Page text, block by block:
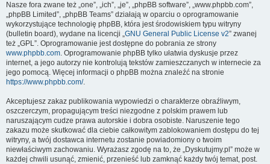
Nasze fora zwane też „one”, „ich”, „je”, „phpBB software”, „www.phpbb.com”,
„phpBB Limited”, „phpBB Teams” działają w oparciu o oprogramowanie
wykorzystujące technologię phpBB, która jest środowiskiem typu witryny
(bulletin board), wydane na licencji „GNU General Public License v2” zwanej
też „GPL”. Oprogramowanie jest dostępne do pobrania ze strony
www.phpbb.com. Oprogramowanie phpBB tylko ułatwia dyskusje przez
internet, a jego autorzy nie kontrolują tekstów zamieszczanych w internecie za
jego pomocą. Więcej informacji o phpBB można znaleźć na stronie
https://www.phpbb.com/.
Akceptujesz zakaz publikowania wypowiedzi o charakterze obraźliwym,
oszczerczym, propagującym treści niezgodne z polskim prawem lub
naruszającym cudze prawa autorskie i dobra osobiste. Naruszenie tego
zakazu może skutkować dla ciebie całkowitym zablokowaniem dostępu do tej
witryny, a twój dostawca internetu zostanie powiadomiony o twoim
niewłaściwym zachowaniu. Wyrażasz zgodę na to, że „Dyskutujmy.pl” może w
każdej chwili usunąć, zmienić, przenieść lub zamknąć każdy twój temat, post.